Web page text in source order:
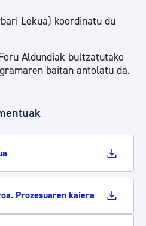
Lekua) koordinatu du
Aldundiak bultzatutako
baitan antolatu da.
Prozesuaren kaiera